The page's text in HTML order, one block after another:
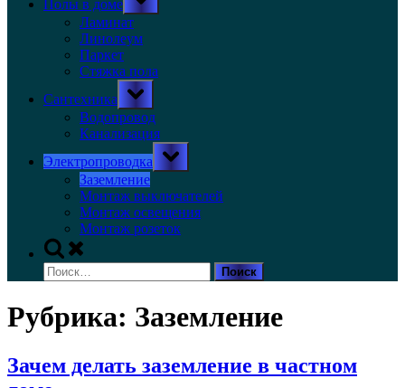
Полы в доме
sub-
menu
Ламинат
Линолеум
Паркет
Стяжка пола
Сантехника
Toggle
sub-
menu
Водопровод
Канализация
Электропроводка
Toggle
sub-
Заземление
Монтаж выключателей
Монтаж освещения
Монтаж розеток
Toggle
search
form
Найти:
Рубрика: Заземление
Зачем делать заземление в частном